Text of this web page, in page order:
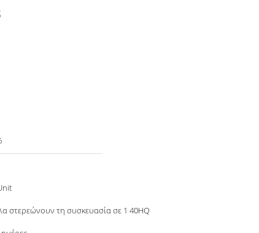
στερεώνουν τη συσκευασία σε 1 40HQ